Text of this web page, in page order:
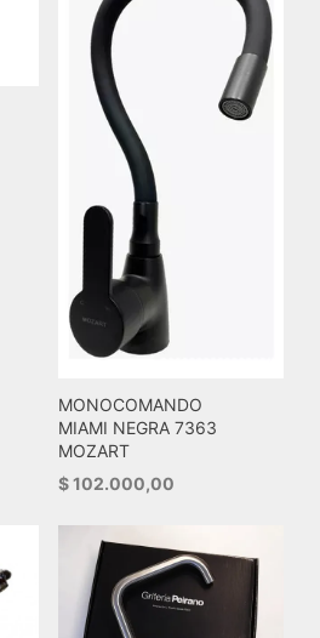
MONOCOMANDO
MIAMI NEGRA 7363
MOZART
$102.000,00